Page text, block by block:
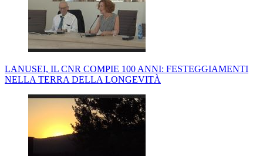
LANUSEI, IL CNR COMPIE 100 ANNI: FESTEGGIAMENTI
NELLA TERRA DELLA LONGEVITÀ